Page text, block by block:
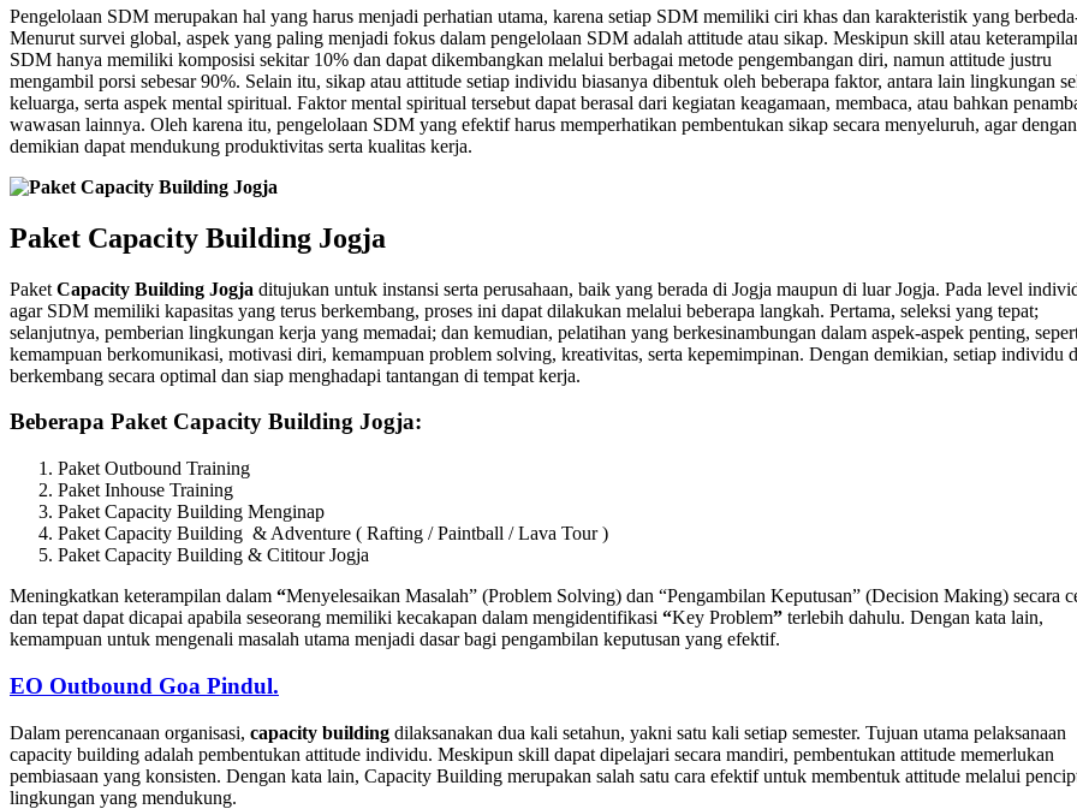
Pengelolaan SDM merupakan hal yang harus menjadi perhatian utama, karena setiap SDM memiliki ciri khas dan karakteristik yang
Menurut survei global, aspek yang paling menjadi fokus dalam pengelolaan SDM adalah attitude atau sikap. Meskipun skill atau
SDM hanya memiliki komposisi sekitar 10% dan dapat dikembangkan melalui berbagai metode pengembangan diri, namun attitude justru
mengambil porsi sebesar 90%. Selain itu, sikap atau attitude setiap individu biasanya dibentuk oleh beberapa faktor, antara lain lingkungan
keluarga, serta aspek mental spiritual. Faktor mental spiritual tersebut dapat berasal dari kegiatan keagamaan, membaca, atau bahkan
wawasan lainnya. Oleh karena itu, pengelolaan SDM yang efektif harus memperhatikan pembentukan sikap secara menyeluruh, agar dengan
demikian dapat mendukung produktivitas serta kualitas kerja.
Paket Capacity Building Jogja
Paket Capacity Building Jogja ditujukan untuk instansi serta perusahaan, baik yang berada di Jogja maupun di luar Jogja. Pada level
agar SDM memiliki kapasitas yang terus berkembang, proses ini dapat dilakukan melalui beberapa langkah. Pertama, seleksi yang tepat;
selanjutnya, pemberian lingkungan kerja yang memadai; dan kemudian, pelatihan yang berkesinambungan dalam aspek-aspek penting,
kemampuan berkomunikasi, motivasi diri, kemampuan problem solving, kreativitas, serta kepemimpinan. Dengan demikian, setiap individu
berkembang secara optimal dan siap menghadapi tantangan di tempat kerja.
Beberapa Paket Capacity Building Jogja:
Paket Outbound Training
Paket Inhouse Training
Paket Capacity Building Menginap
Paket Capacity Building & Adventure ( Rafting / Paintball / Lava Tour )
Paket Capacity Building & Cititour Jogja
Meningkatkan keterampilan dalam “Menyelesaikan Masalah” (Problem Solving) dan “Pengambilan Keputusan” (Decision Making) secara
dan tepat dapat dicapai apabila seseorang memiliki kecakapan dalam mengidentifikasi “Key Problem” terlebih dahulu. Dengan kata lain,
kemampuan untuk mengenali masalah utama menjadi dasar bagi pengambilan keputusan yang efektif.
EO Outbound Goa Pindul.
Dalam perencanaan organisasi, capacity building dilaksanakan dua kali setahun, yakni satu kali setiap semester. Tujuan utama pelaksanaan
capacity building adalah pembentukan attitude individu. Meskipun skill dapat dipelajari secara mandiri, pembentukan attitude memerlukan
pembiasaan yang konsisten. Dengan kata lain, Capacity Building merupakan salah satu cara efektif untuk membentuk attitude melalui
lingkungan yang mendukung.